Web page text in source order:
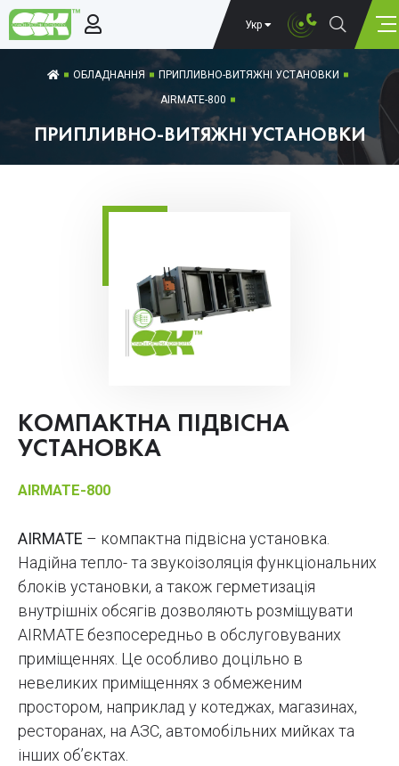
Укр
ОБЛАДНАННЯ
ПРИПЛИВНО-ВИТЯЖНІ УСТАНОВКИ
AIRMATE-800
ПРИПЛИВНО-ВИТЯЖНІ УСТАНОВКИ
КОМПАКТНА ПІДВІСНА
УСТАНОВКА
AIRMATE-800
AIRMATE – компактна підвісна установка.
Надійна тепло- та звукоізоляція функціональних
блоків установки, а також герметизація
внутрішніх обсягів дозволяють розміщувати
AIRMATE безпосередньо в обслуговуваних
приміщеннях. Це особливо доцільно в
невеликих приміщеннях з обмеженим
простором, наприклад у котеджах, магазинах,
ресторанах, на АЗС, автомобільних мийках та
інших об’єктах.